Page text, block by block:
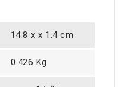
14.8 x x 1.4 cm
0.426 Kg